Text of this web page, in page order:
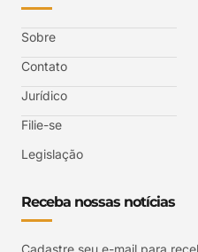
Sobre
Contato
Jurídico
Filie-se
Legislação
Receba nossas notícias